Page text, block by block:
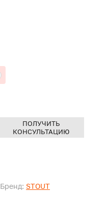
Бренд: STOUT
ПОЛУЧИТЬ
КОНСУЛЬТАЦИЮ